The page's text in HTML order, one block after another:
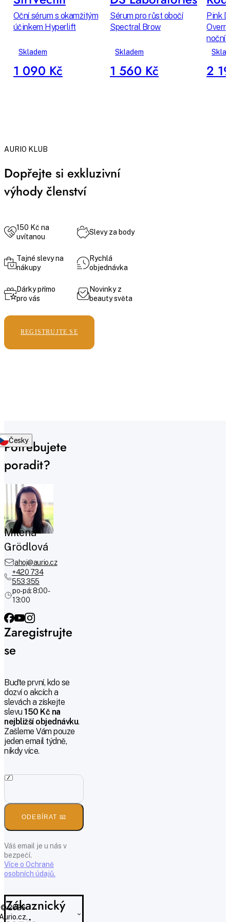
Oční sérum s okamžitým
účinkem Hyperlift
Skladem
1 090 Kč
Sérum pro růst obočí
Spectral Brow
Skladem
1 560 Kč
Pink
noční
2
AURIO KLUB
Dopřejte si exkluzivní
výhody členství
150 Kč na
uvítanou
Slevy za body
Tajné slevy na
nákupy
Rychlá
objednávka
Dárky přímo
pro vás
Novinky z
beauty světa
REGISTRUJTE SE
Potřebujete
poradit?
Milena
Grödlová
ahoj@aurio.cz
+420 734
553 355
po-pá: 8:00 -
13:00
Zákaznický
Zaregistrujte
se
Buďte první, kdo se
dozví o akcích a
slevách a získejte
slevu150 Kč na
nejbližší objednávku.
Zašleme Vám pouze
jeden email týdně,
nikdy více.
ODEBÍRAT 📧
Váš email je u nás v
bezpečí.
Více o Ochraně
osobních údajů.
© 2026
Česky